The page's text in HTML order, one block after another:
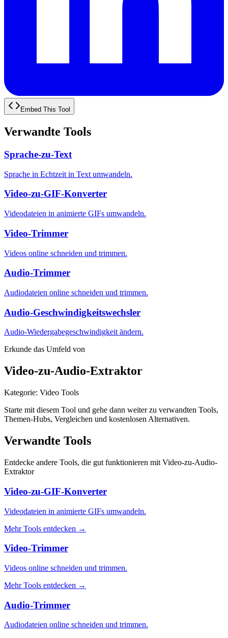
Embed This Tool
Verwandte Tools
Sprache-zu-Text
Sprache in Echtzeit in Text umwandeln.
Video-zu-GIF-Konverter
Videodateien in animierte GIFs umwandeln.
Video-Trimmer
Videos online schneiden und trimmen.
Audio-Trimmer
Audiodateien online schneiden und trimmen.
Audio-Geschwindigkeitswechsler
Audio-Wiedergabegeschwindigkeit ändern.
Erkunde das Umfeld von
Video-zu-Audio-Extraktor
Kategorie: Video Tools
Starte mit diesem Tool und gehe dann weiter zu verwandten Tools,
Themen-Hubs, Vergleichen und kostenlosen Alternativen.
Verwandte Tools
Entdecke andere Tools, die gut funktionieren mit Video-zu-Audio-
Extraktor
Video-zu-GIF-Konverter
Videodateien in animierte GIFs umwandeln.
Mehr Tools entdecken →
Video-Trimmer
Videos online schneiden und trimmen.
Mehr Tools entdecken →
Audio-Trimmer
Audiodateien online schneiden und trimmen.